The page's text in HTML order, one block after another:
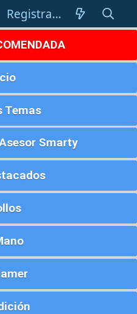
Registrarse
Temas
Smarty